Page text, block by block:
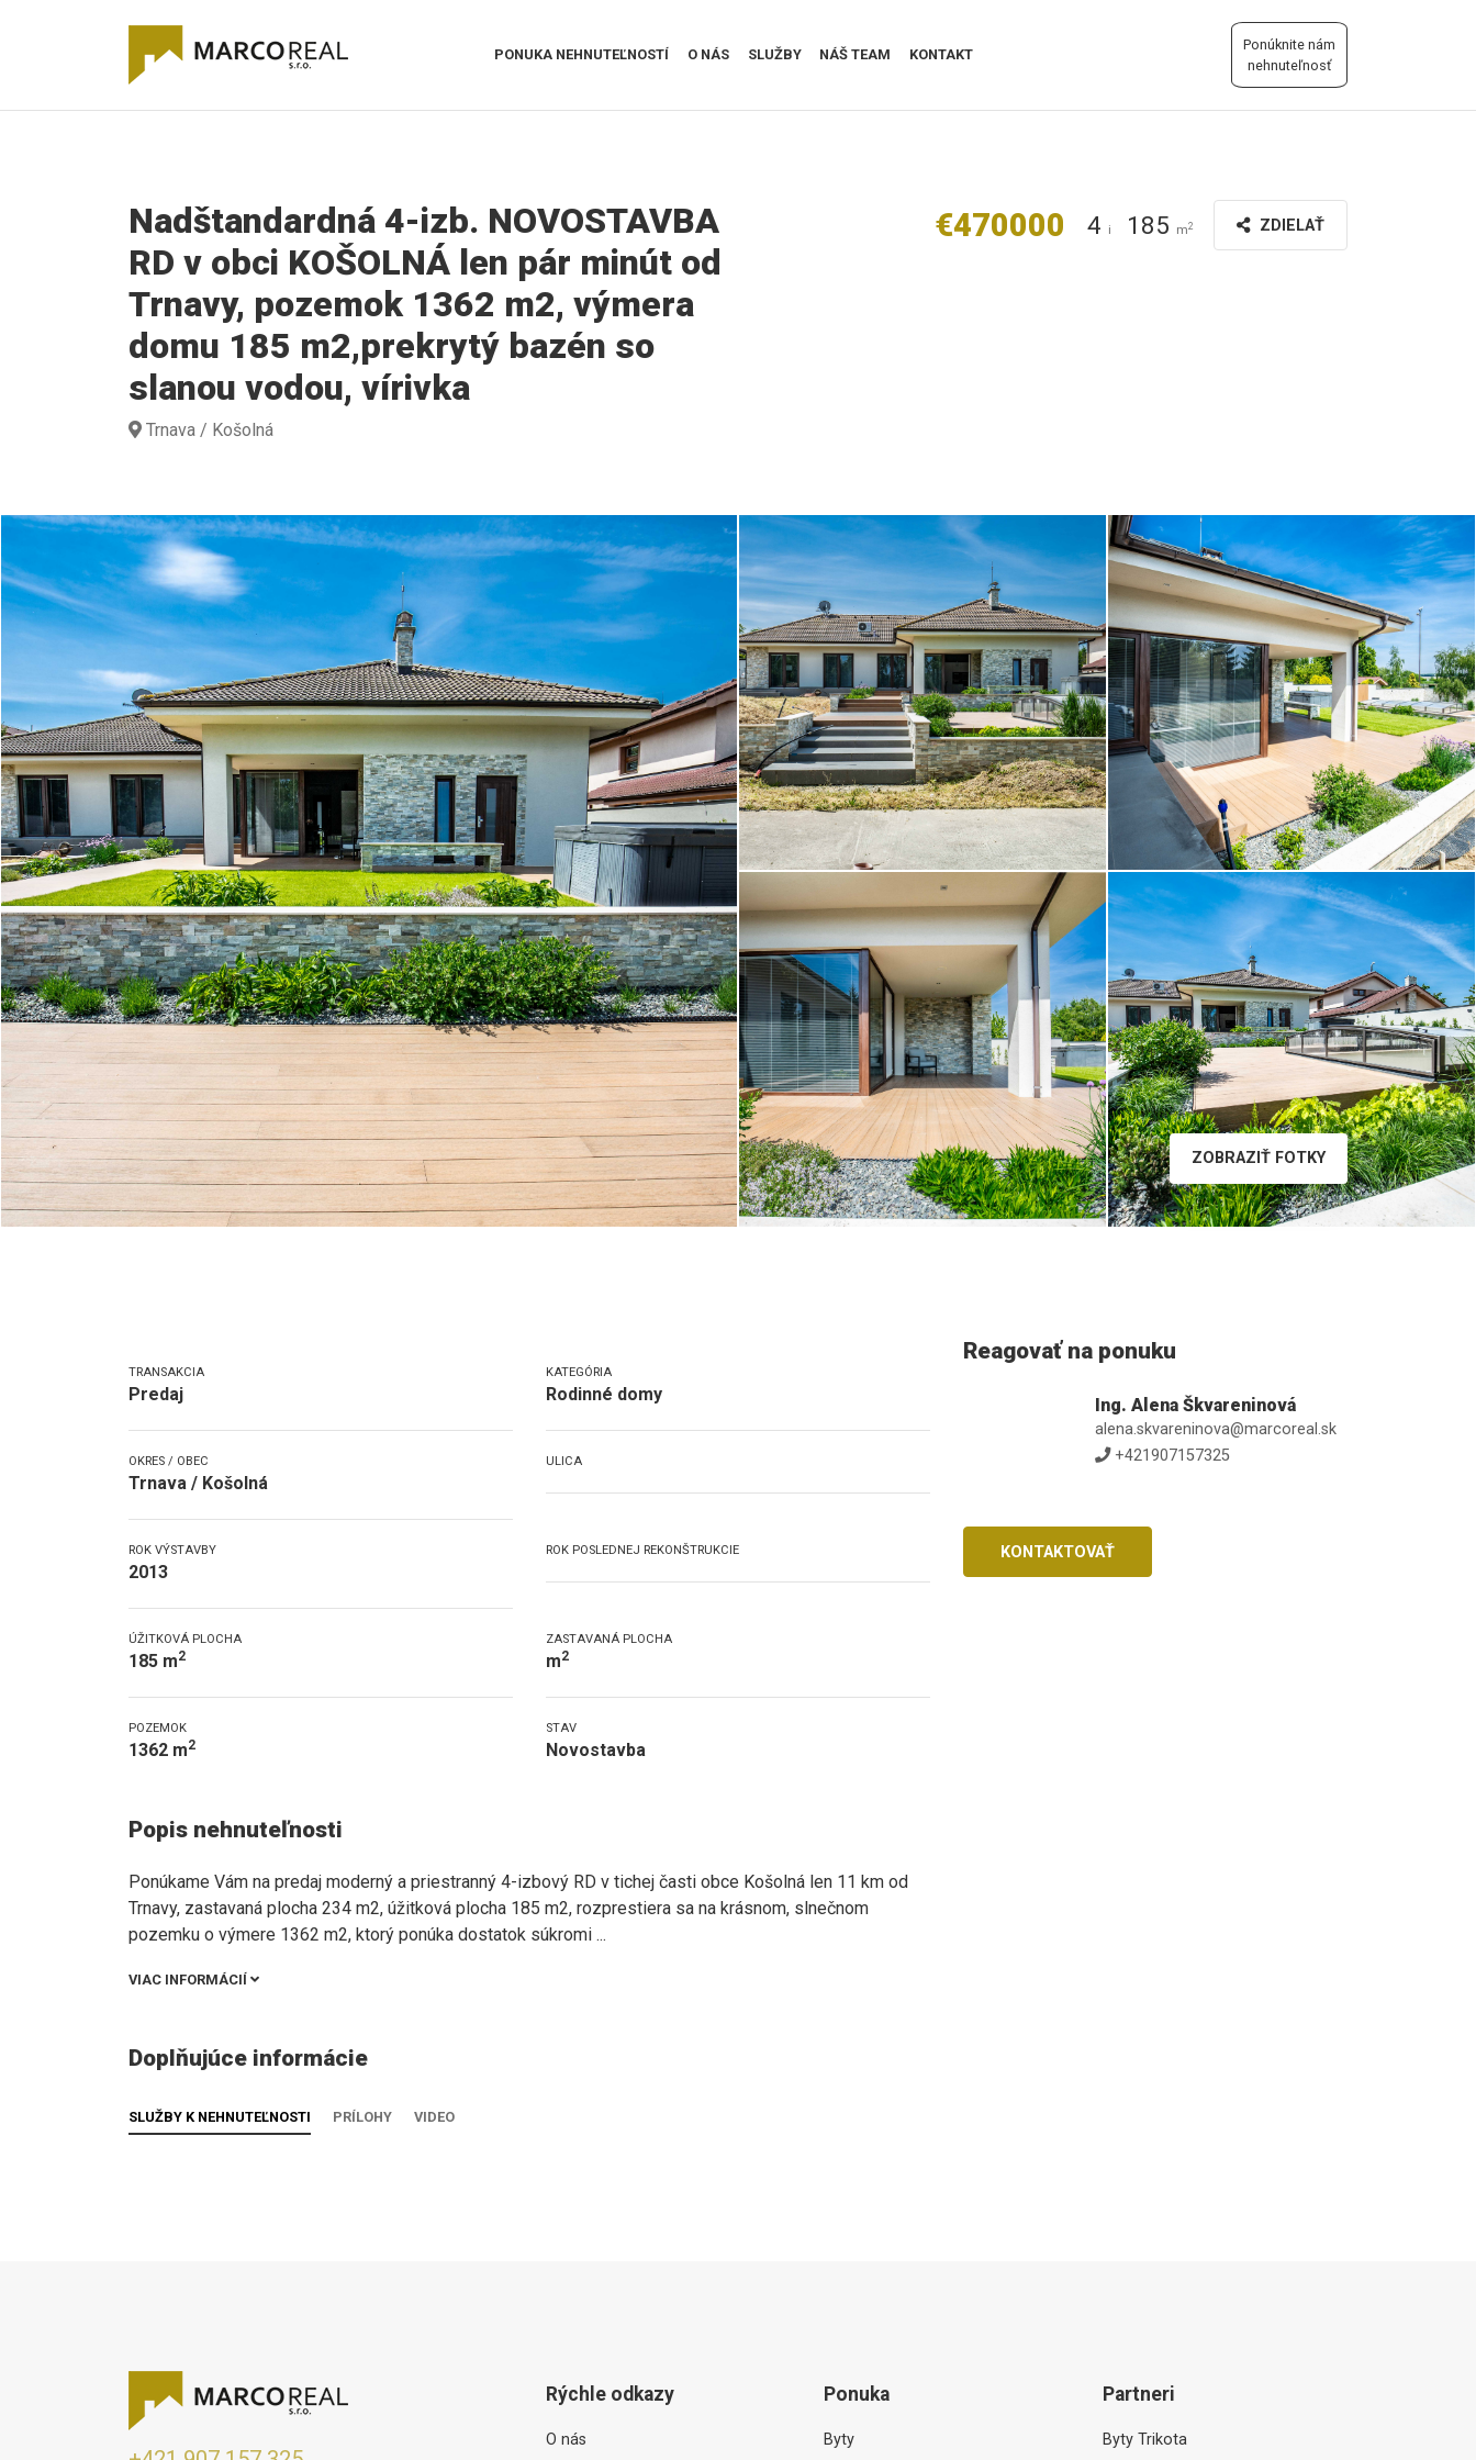
PONUKA NEHNUTEĽNOSTÍ O NÁS SLUŽBY NÁŠ TEAM KONTAKT
Ponúknite nám
nehnuteľnosť
Nadštandardná 4-izb. NOVOSTAVBA
RD v obci KOŠOLNÁ len pár minút od
Trnavy, pozemok 1362 m2, výmera
domu 185 m2,prekrytý bazén so
slanou vodou, vírivka
Trnava / Košolná
ZDIELAŤ
4 i 185 m2
€470000
B36A7818.jpg B36A7809__1.jpg B36A7832__2.jpg
B36A7803__4.jpg
ZOBRAZIŤ FOTKY
TRANSAKCIA
Predaj
KATEGÓRIA
Rodinné domy
OKRES / OBEC
Trnava / Košolná
ULICA
ROK VÝSTAVBY
2013
ROK POSLEDNEJ REKONŠTRUKCIE
ÚŽITKOVÁ PLOCHA
185 m2
ZASTAVANÁ PLOCHA
m2
POZEMOK
1362 m2
STAV
Novostavba
Popis nehnuteľnosti
Ponúkame Vám na predaj moderný a priestranný 4-izbový RD v tichej časti obce Košolná len 11 km od
Trnavy, zastavaná plocha 234 m2, úžitková plocha 185 m2, rozprestiera sa na krásnom, slnečnom
pozemku o výmere 1362 m2, ktorý ponúka dostatok súkromi ...
VIAC INFORMÁCIÍ
Doplňujúce informácie
SLUŽBY K NEHNUTEĽNOSTI PRÍLOHY VIDEO
Reagovať na ponuku
Ing. Alena Škvareninová
alena.skvareninova@marcoreal.sk
+421907157325
KONTAKTOVAŤ
Rýchle odkazy
O nás
Ponuka
Byty
Partneri
Byty Trikota